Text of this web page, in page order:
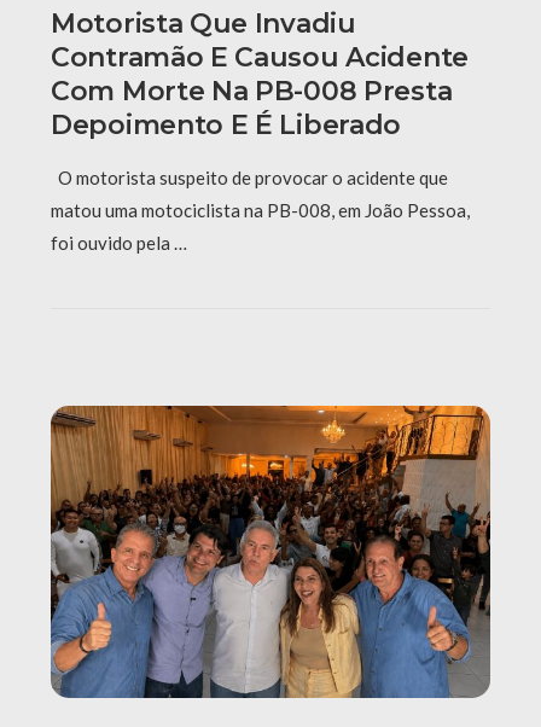
Motorista Que Invadiu
Contramão E Causou Acidente
Com Morte Na PB-008 Presta
Depoimento E É Liberado
O motorista suspeito de provocar o acidente que
matou uma motociclista na PB-008, em João Pessoa,
foi ouvido pela …